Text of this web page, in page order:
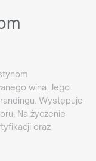
wina. Jego
Występuje
Na życzenie
oraz